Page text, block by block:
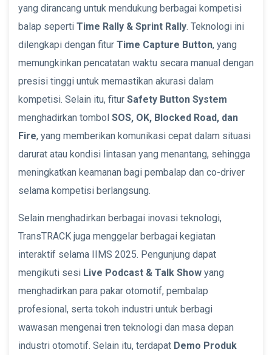
yang dirancang untuk mendukung berbagai kompetisi
balap seperti Time Rally & Sprint Rally. Teknologi ini
dilengkapi dengan fitur Time Capture Button, yang
memungkinkan pencatatan waktu secara manual dengan
presisi tinggi untuk memastikan akurasi dalam
kompetisi. Selain itu, fitur Safety Button System
menghadirkan tombol SOS, OK, Blocked Road, dan
Fire, yang memberikan komunikasi cepat dalam situasi
darurat atau kondisi lintasan yang menantang, sehingga
meningkatkan keamanan bagi pembalap dan co-driver
selama kompetisi berlangsung.
Selain menghadirkan berbagai inovasi teknologi,
TransTRACK juga menggelar berbagai kegiatan
interaktif selama IIMS 2025. Pengunjung dapat
mengikuti sesi Live Podcast & Talk Show yang
menghadirkan para pakar otomotif, pembalap
profesional, serta tokoh industri untuk berbagi
wawasan mengenai tren teknologi dan masa depan
industri otomotif. Selain itu, terdapat Demo Produk